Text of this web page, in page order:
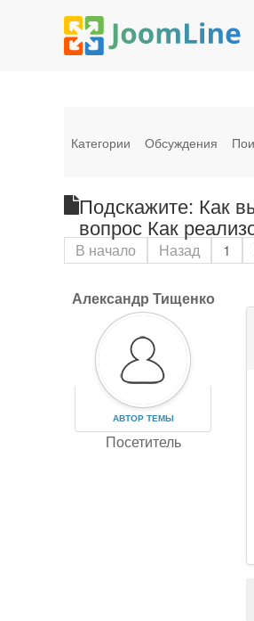
Категории Обсуждения
Подскажите: Как
вопрос Как
В начало Назад 1
Александр Тищенко
АВТОР ТЕМЫ
Посетитель